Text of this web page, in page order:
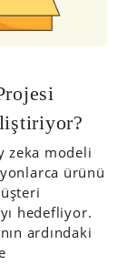
zeka modeli
ürünü
hedefliyor.
ardındaki